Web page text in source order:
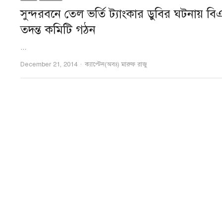
সুন্দরবনে তেল ভর্তি ট্যাংকার ডুবির ঘটনায়
তদন্ত কমিটি গঠন
…
December 21, 2014 Author
ক্যাপ্টেন(অবঃ) মারুফ রাজু